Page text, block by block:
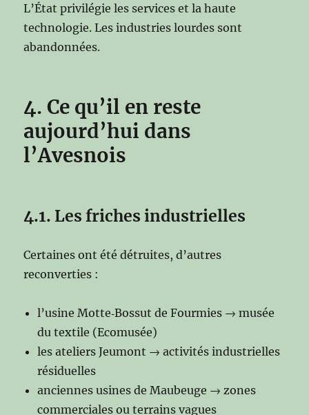
L’État privilégie les services et la haute
technologie. Les industries lourdes sont
abandonnées.
4. Ce qu’il en reste
aujourd’hui dans
l’Avesnois
4.1. Les friches industrielles
Certaines ont été détruites, d’autres
reconverties :
l’usine Motte‑Bossut de Fourmies → musée
du textile (Ecomusée)
les ateliers Jeumont → activités industrielles
résiduelles
anciennes usines de Maubeuge → zones
commerciales ou terrains vagues